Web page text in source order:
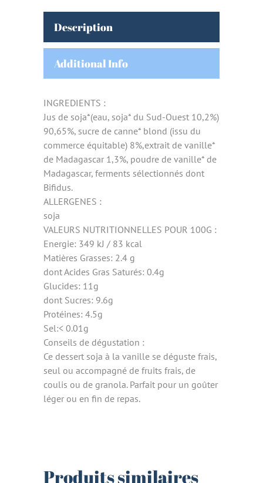
Description
Additional Info
INGREDIENTS :
Jus de soja*(eau, soja* du Sud-Ouest 10,2%)
90,65%, sucre de canne* blond (issu du
commerce équitable) 8%,extrait de vanille*
de Madagascar 1,3%, poudre de vanille* de
Madagascar, ferments sélectionnés dont
Bifidus.
ALLERGENES :
soja
VALEURS NUTRITIONNELLES POUR 100G :
Energie: 349 kJ / 83 kcal
Matières Grasses: 2.4 g
dont Acides Gras Saturés: 0.4g
Glucides: 11g
dont Sucres: 9.6g
Protéines: 4.5g
Sel:< 0.01g
Conseils de dégustation :
Ce dessert soja à la vanille se déguste frais,
seul ou accompagné de fruits frais, de
coulis ou de granola. Parfait pour un goûter
léger ou en fin de repas.
Produits similaires